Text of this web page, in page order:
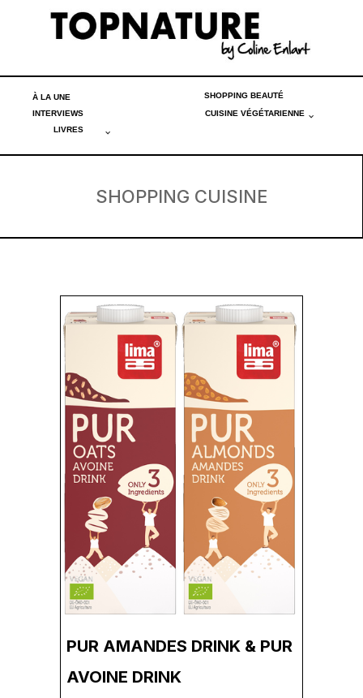
À LA UNE SHOPPING BEAUTÉ
INTERVIEWS
CUISINE VÉGÉTARIENNE
LIVRES
SHOPPING CUISINE
PUR AMANDES DRINK & PUR
AVOINE DRINK